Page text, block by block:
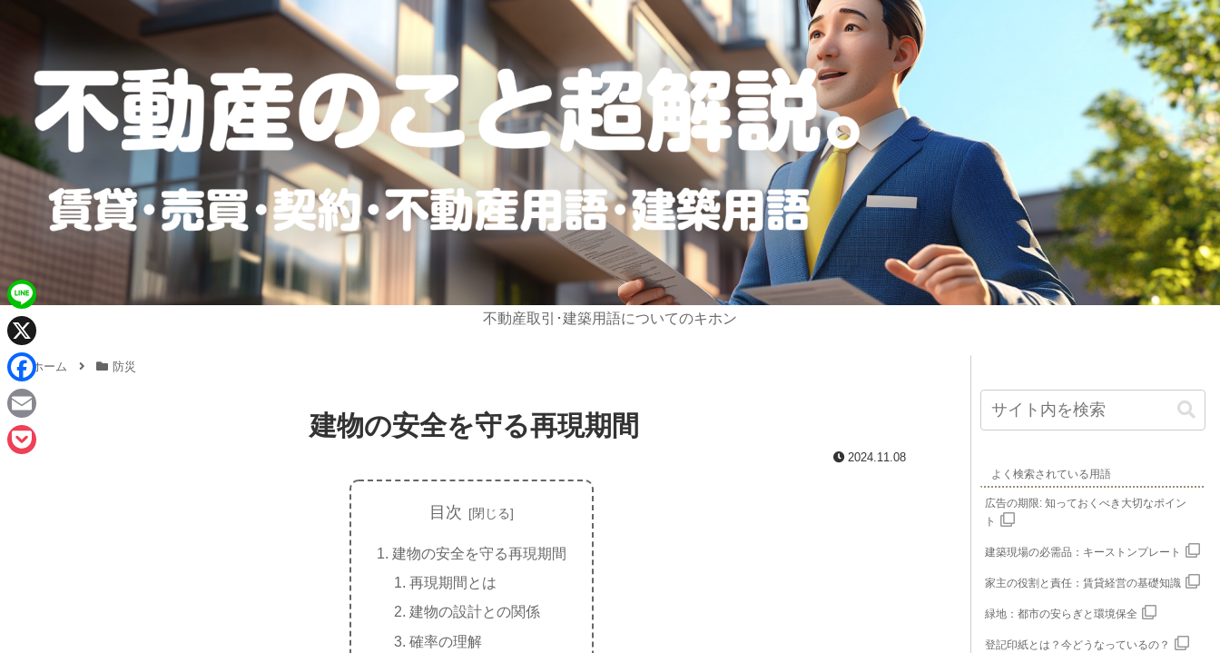
不動産取引･建築用語についてのキホン
ホーム 防災
建物の安全を守る再現期間
2024.11.08
目次
建物の安全を守る再現期間
再現期間とは
建物の設計との関係
確率の理解
よく検索されている用語
広告の期限: 知っておくべき大切なポイン
ト
建築現場の必需品：キーストンプレート
家主の役割と責任：賃貸経営の基礎知識
緑地：都市の安らぎと環境保全
登記印紙とは？今どうなっているの？
L
n
e
X
F
a
c
E